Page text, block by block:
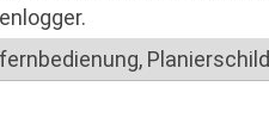
Planierschild